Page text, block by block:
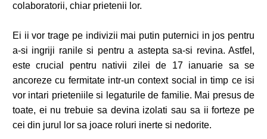
colaboratorii, chiar prietenii lor.
Ei ii vor trage pe indivizii mai putin puternici in jos pentru
a-si ingriji ranile si pentru a astepta sa-si revina. Astfel,
este crucial pentru nativii zilei de 17 ianuarie sa se
ancoreze cu fermitate intr-un context social in timp ce isi
vor intari prieteniile si legaturile de familie. Mai presus de
toate, ei nu trebuie sa devina izolati sau sa ii forteze pe
cei din jurul lor sa joace roluri inerte si nedorite.